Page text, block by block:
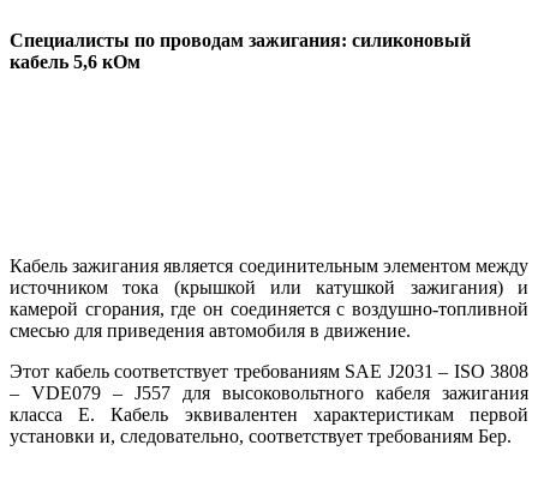
Специалисты по проводам зажигания: силиконовый
кабель 5,6 кОм
Кабель зажигания является соединительным элементом между
источником тока (крышкой или катушкой зажигания) и
камерой сгорания, где он соединяется с воздушно-топливной
смесью для приведения автомобиля в движение.
Этот кабель соответствует требованиям SAE J2031 – ISO 3808
– VDE079 – J557 для высоковольтного кабеля зажигания
класса E. Кабель эквивалентен характеристикам первой
установки и, следовательно, соответствует требованиям Бер.